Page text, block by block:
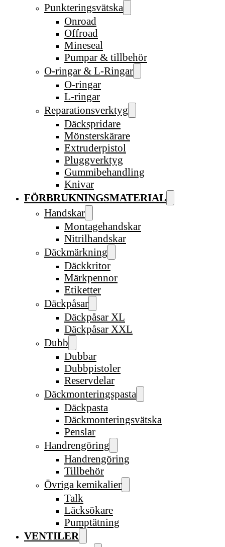
Punkteringsvätska
Onroad
Offroad
Mineseal
Pumpar & tillbehör
O-ringar & L-Ringar
O-ringar
L-ringar
Reparationsverktyg
Däckspridare
Mönsterskärare
Extruderpistol
Pluggverktyg
Gummibehandling
Knivar
FÖRBRUKNINGSMATERIAL
Handskar
Montagehandskar
Nitrilhandskar
Däckmärkning
Däckkritor
Märkpennor
Etiketter
Däckpåsar
Däckpåsar XL
Däckpåsar XXL
Dubb
Dubbar
Dubbpistoler
Reservdelar
Däckmonteringspasta
Däckpasta
Däckmonteringsvätska
Penslar
Handrengöring
Handrengöring
Tillbehör
Övriga kemikalier
Talk
Läcksökare
Pumptätning
VENTILER